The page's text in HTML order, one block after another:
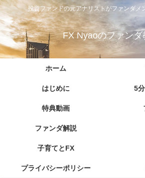
投資ファンドの元アナリストがファンダメ
FX Nyaoのファンダ
ホーム
はじめに 5
特典動画
ファンダ解説
子育てとFX
プライバシーポリシー